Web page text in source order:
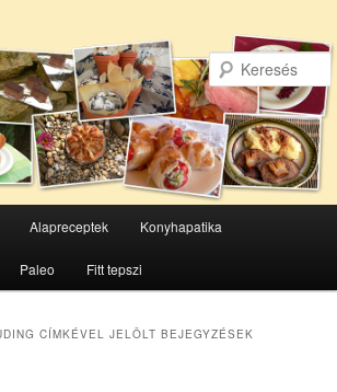
Alapreceptek Konyhapatika
Paleo Fitt tepszi
CÍMKÉVEL JELÖLT BEJEGYZÉSEK